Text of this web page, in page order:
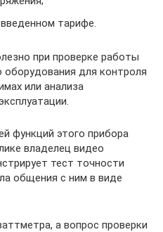
тарифе.
при проверке работы
оборудования для контроля
или анализа
функций этого прибора
владелец видео
тест точности
общения с ним в виде
а вопрос проверки